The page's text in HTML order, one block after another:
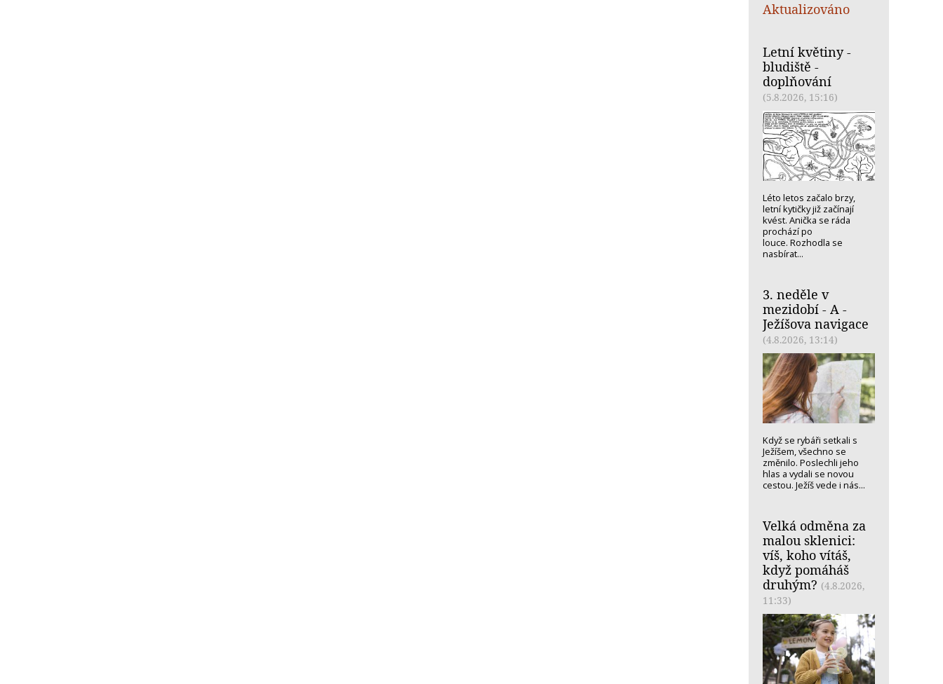
Aktualizováno
Letní květiny -
bludiště -
doplňování
(5.8.2026, 15:16)
Léto letos začalo brzy,
letní kytičky již začínají
kvést. Anička se ráda
prochází po
louce. Rozhodla se
nasbírat...
3. neděle v
mezidobí - A -
Ježíšova navigace
(4.8.2026, 13:14)
Když se rybáři setkali s
Ježíšem, všechno se
změnilo. Poslechli jeho
hlas a vydali se novou
cestou. Ježíš vede i nás...
Velká odměna za
malou sklenici:
víš, koho vítáš,
když pomáháš
druhým? (4.8.2026,
11:33)